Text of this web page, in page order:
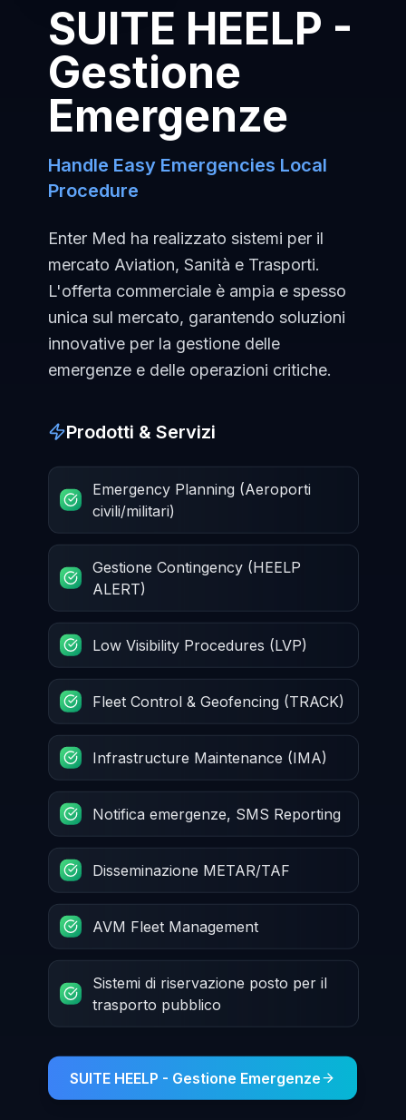
SUITE HEELP -
Gestione
Emergenze
Handle Easy Emergencies Local
Procedure
Enter Med ha realizzato sistemi per il
mercato Aviation, Sanità e Trasporti.
L'offerta commerciale è ampia e spesso
unica sul mercato, garantendo soluzioni
innovative per la gestione delle
emergenze e delle operazioni critiche.
Prodotti & Servizi
Emergency Planning (Aeroporti
civili/militari)
Gestione Contingency (HEELP
ALERT)
Low Visibility Procedures (LVP)
Fleet Control & Geofencing (TRACK)
Infrastructure Maintenance (IMA)
Notifica emergenze, SMS Reporting
Disseminazione METAR/TAF
AVM Fleet Management
Sistemi di riservazione posto per il
trasporto pubblico
SUITE HEELP - Gestione Emergenze